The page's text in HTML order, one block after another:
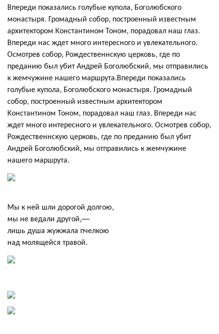
Впереди показались голубые купола, Боголюбского
монастыря. Громадный собор, построенный известным
архитектором Константином Тоном, порадовал наш глаз.
Впереди нас ждет много интересного и увлекательного.
Осмотрев собор, Рождественнскую церковь, где по
преданию был убит Андрей Боголюбский, мы отправились
к жемчужине нашего маршрута.Впереди показались
голубые купола, Боголюбского монастыря. Громадный
собор, построенный известным архитектором
Константином Тоном, порадовал наш глаз. Впереди нас
ждет много интересного и увлекательного. Осмотрев собор,
Рождественнскую церковь, где по преданию был убит
Андрей Боголюбский, мы отправились к жемчужине
нашего маршрута.
Мы к ней шли дорогой долгою,
мы не ведали другой,—
лишь душа жужжала пчелкою
над молящейся травой.